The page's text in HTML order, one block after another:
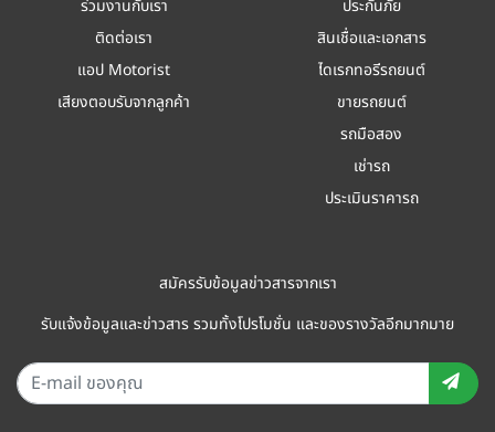
ร่วมงานกับเรา
ติดต่อเรา
แอป Motorist
เสียงตอบรับจากลูกค้า
ประกันภัย
สินเชื่อและเอกสาร
ไดเรกทอรีรถยนต์
ขายรถยนต์
รถมือสอง
เช่ารถ
ประเมินราคารถ
สมัครรับข้อมูลข่าวสารจากเรา
รับแจ้งข้อมูลและข่าวสาร รวมทั้งโปรโมชั่น และของรางวัลอีกมากมาย